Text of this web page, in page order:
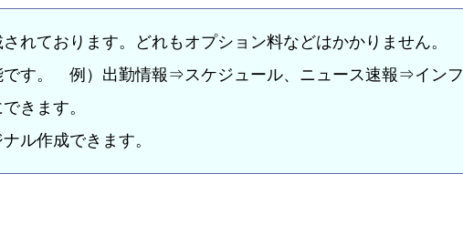
れております。どれもオプション料などはかかりません。
です。 例）出勤情報⇒スケジュール、ニュース速報⇒イン
きます。
ル作成できます。